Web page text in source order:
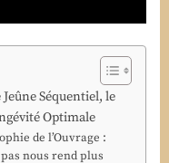
Séquentiel, le
Optimale
de l’Ouvrage :
nous rend plus